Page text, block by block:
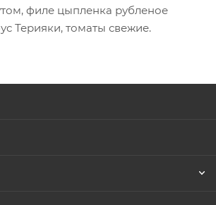
филе цыпленка рубленое
Терияки, томаты свежие.